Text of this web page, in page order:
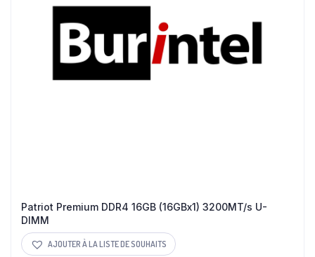
Patriot Premium DDR4 16GB (16GBx1) 3200MT/s U-
DIMM
AJOUTER À LA LISTE DE SOUHAITS